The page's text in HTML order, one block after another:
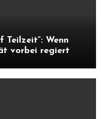
Teilzeit“: Wenn
vorbei regiert